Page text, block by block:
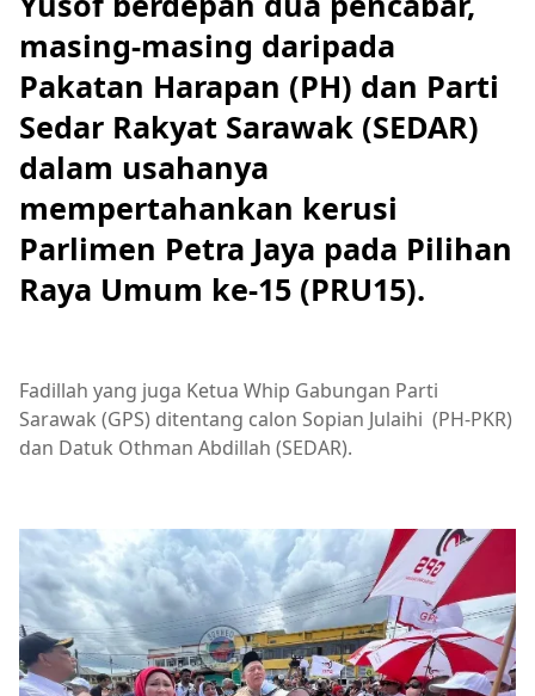
masing-masing daripada
Pakatan Harapan (PH) dan Parti
Sedar Rakyat Sarawak (SEDAR)
dalam usahanya
mempertahankan kerusi
Parlimen Petra Jaya pada Pilihan
Raya Umum ke-15 (PRU15).
Fadillah yang juga Ketua Whip Gabungan Parti
Sarawak (GPS) ditentang calon Sopian Julaihi (PH-PKR)
dan Datuk Othman Abdillah (SEDAR).